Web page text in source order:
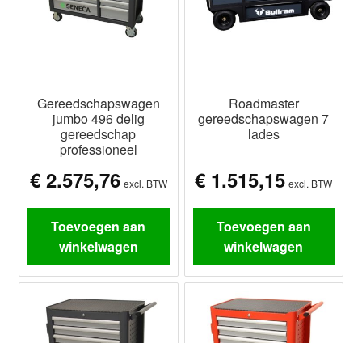
Gereedschapswagen
jumbo 496 delig
gereedschap
professioneel
€2.575,76 excl. BTW
Toevoegen aan
winkelwagen
Roadmaster
gereedschapswagen 7
lades
€ 1.515,15 excl. BTW
Toevoegen aan
winkelwagen